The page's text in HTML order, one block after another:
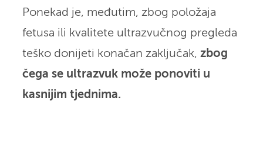
Ponekad je, međutim, zbog položaja
fetusa ili kvalitete ultrazvučnog pregleda
teško donijeti konačan zaključak, zbog
čega se ultrazvuk može ponoviti u
kasnijim tjednima.